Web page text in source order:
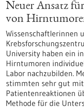
Neuer Ansatz
von
Wissenschaftlerinnen
University haben ein
Hirntumoren
Labor nachzubilden.
stimmten sehr gut
Patientenreaktionen
Methode für die